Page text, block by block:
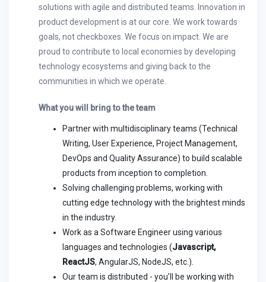
solutions with agile and distributed teams. Innovation in
product development is at our core. We work towards
goals, not checkboxes. We focus on impact. We are
proud to contribute to local economies by developing
technology ecosystems and giving back to the
communities in which we operate.
What you will bring to the team
Partner with multidisciplinary teams (Technical
Writing, User Experience, Project Management,
DevOps and Quality Assurance) to build scalable
products from inception to completion.
Solving challenging problems, working with
cutting edge technology with the brightest minds
in the industry.
Work as a Software Engineer using various
languages and technologies (Javascript,
ReactJS, AngularJS, NodeJS, etc.).
Our team is distributed - you’ll be working with